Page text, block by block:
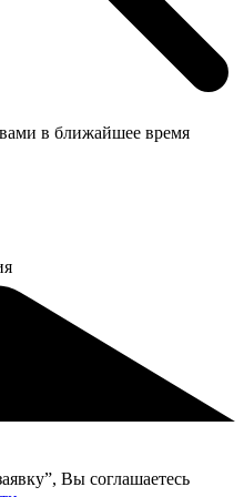
в ближайшее время
Вы соглашаетесь